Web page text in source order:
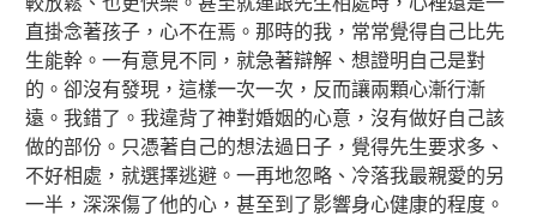
直掛念著孩子，心不在焉。那時的我，常常覺得自己比先
生能幹。一有意見不同，就急著辯解、想證明自己是對
的。卻沒有發現，這樣一次一次，反而讓兩顆心漸行漸
遠。我錯了。我違背了神對婚姻的心意，沒有做好自己該
做的部份。只憑著自己的想法過日子，覺得先生要求多、
不好相處，就選擇逃避。一再地忽略、冷落我最親愛的另
一半，深深傷了他的心，甚至到了影響身心健康的程度。